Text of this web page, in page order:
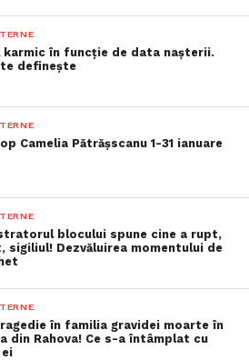
karmic în funcție de data nașterii.
definește
Camelia Pătrășscanu 1-31 ianuare
blocului spune cine a rupt,
sigiliul! Dezvăluirea momentului de
în familia gravidei moarte în
din Rahova! Ce s-a întâmplat cu